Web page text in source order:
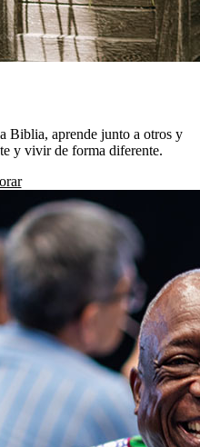
Biblia, aprende junto a otros y
y vivir de forma diferente.